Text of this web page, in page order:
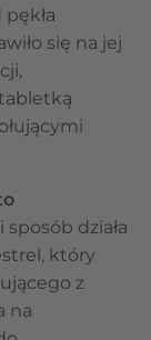
się na jej
działa
który
z
na